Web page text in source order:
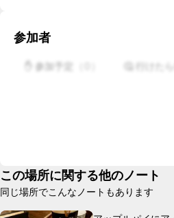
参加者
✋ 参加予定 🤔 行けたら
この場所に関する他のノート
同じ場所でこんなノートもあります